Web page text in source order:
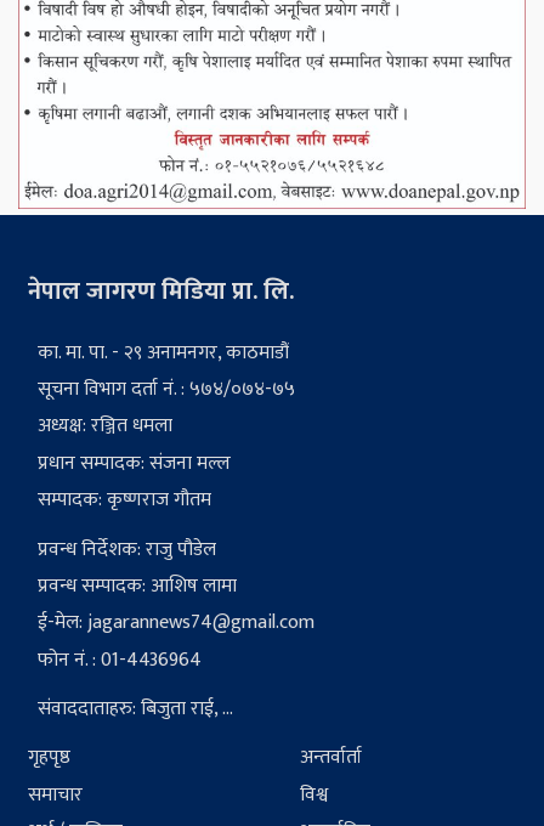
नेपाल जागरण मिडिया प्रा. लि.
का. मा. पा. - २९ अनामनगर, काठमाडौं
सूचना विभाग दर्ता नं. : ५७४/०७४-७५
अध्यक्ष: रञ्जित धमला
प्रधान सम्पादक: संजना मल्ल
सम्पादक: कृष्णराज गौतम
प्रवन्ध निर्देशक: राजु पौडेल
प्रवन्ध सम्पादक: आशिष लामा
ई-मेल:jagarannews74@gmail.com
फोन नं. : 01-4436964
संवाददाताहरु: बिजुता राई, ...
गृहपृष्ठ
समाचार
अन्तर्वार्ता
विश्व